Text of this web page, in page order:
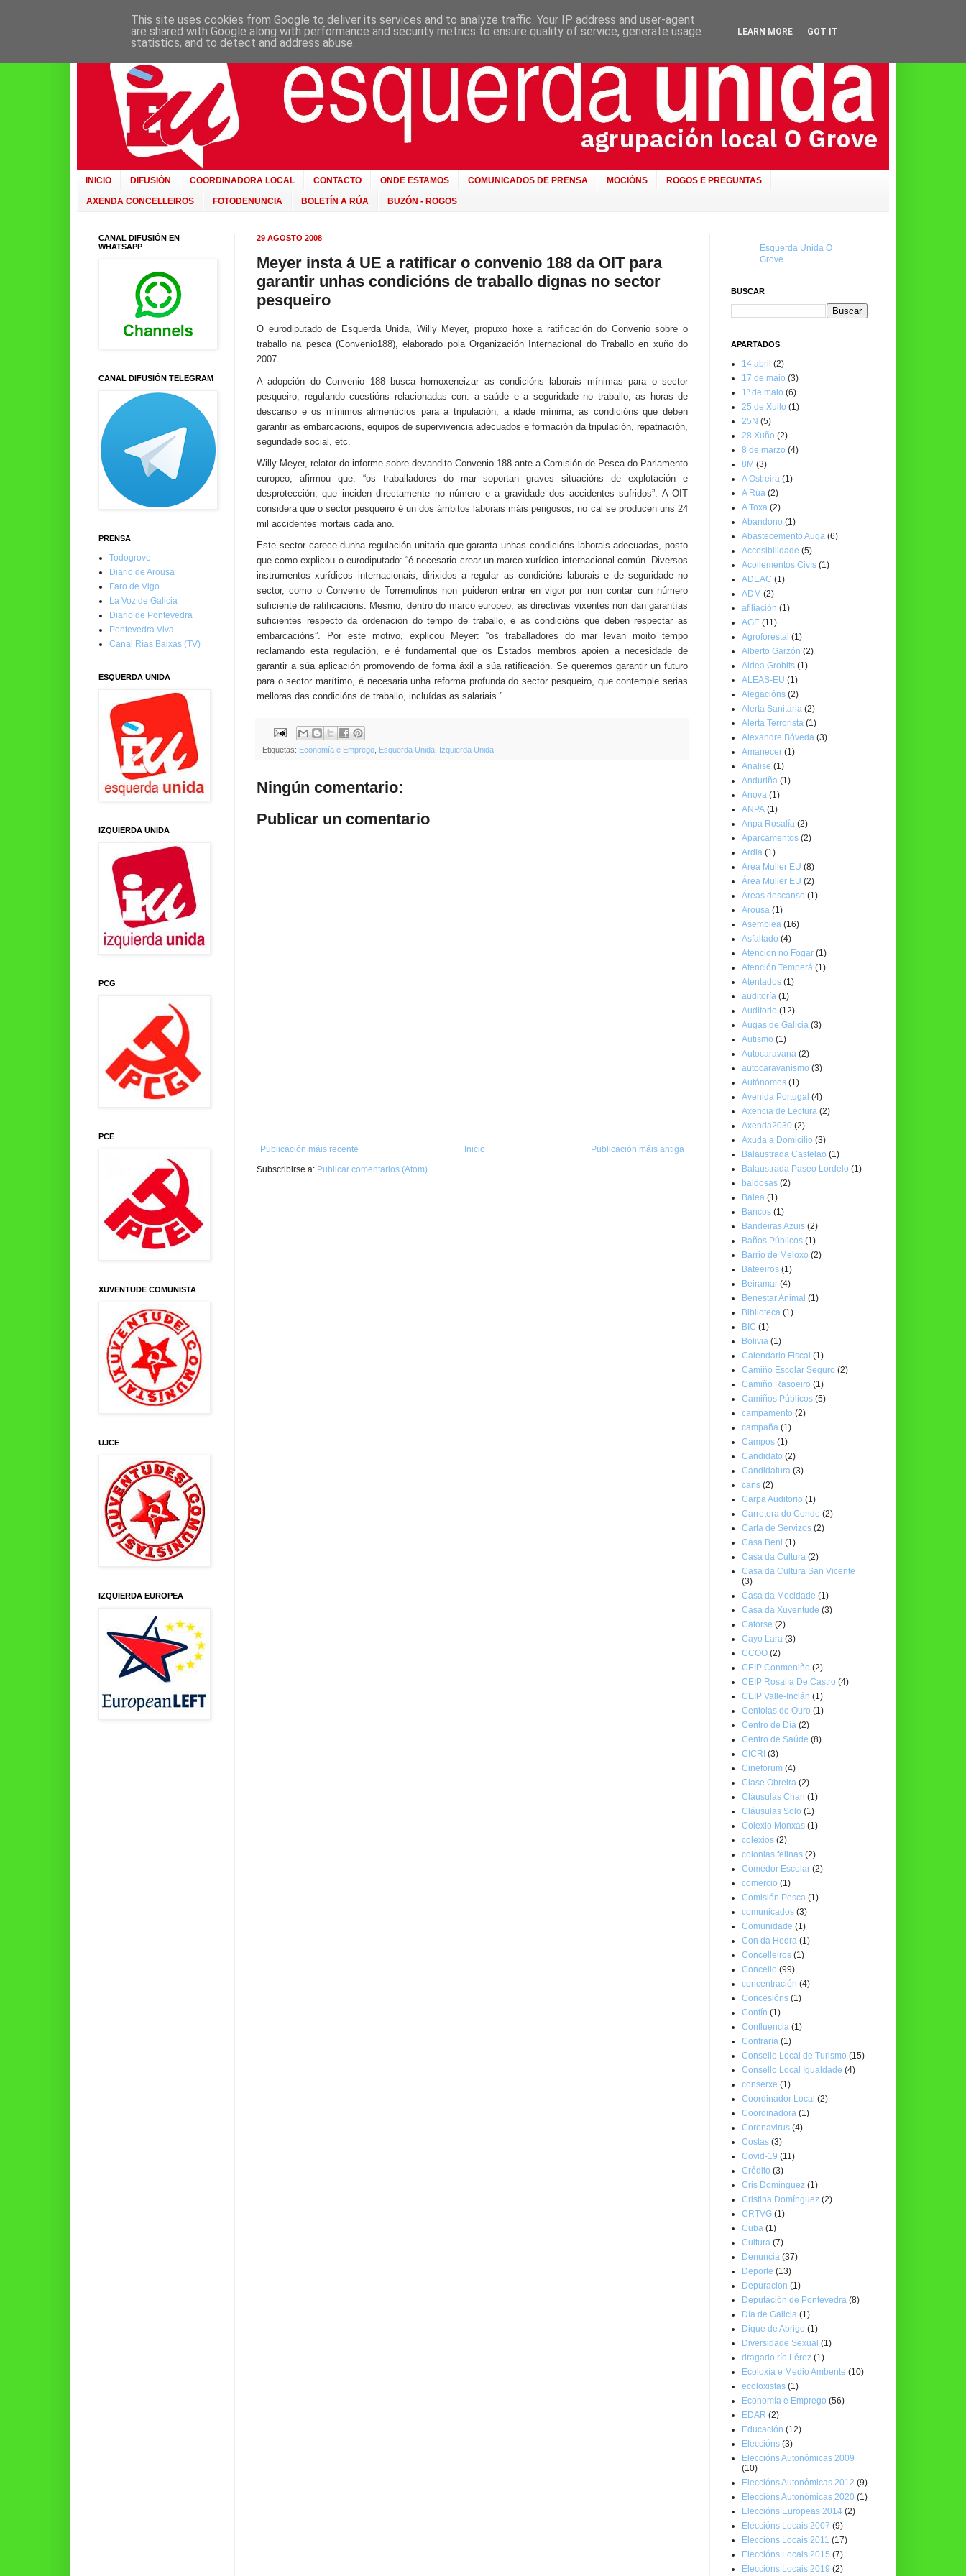
INICIO DIFUSIÓN COORDINADORA LOCAL CONTACTO ONDE ESTAMOS COMUNICADOS DE PRENSA MOCIÓNS ROGOS E PREGUNTAS
AXENDA CONCELLEIROS FOTODENUNCIA BOLETÍN A RÚA BUZÓN - ROGOS
29 AGOSTO 2008
Meyer insta á UE a ratificar o convenio 188 da OIT para
garantir unhas condicións de traballo dignas no sector
pesqueiro
O eurodiputado de Esquerda Unida, Willy Meyer, propuxo hoxe a ratificación do Convenio sobre o
traballo na pesca (Convenio188), elaborado pola Organización Internacional do Traballo en xuño do
2007.
A adopción do Convenio 188 busca homoxeneizar as condicións laborais mínimas para o sector
pesqueiro, regulando cuestións relacionadas con: a saúde e a seguridade no traballo, as horas de
descanso e os mínimos alimenticios para a tripulación, a idade mínima, as condicións que deben
garantir as embarcacións, equipos de supervivencia adecuados e formación da tripulación, repatriación,
seguridade social, etc.
Willy Meyer, relator do informe sobre devandito Convenio 188 ante a Comisión de Pesca do Parlamento
europeo, afirmou que: “os traballadores do mar soportan graves situacións de explotación e
desprotección, que inciden directamente no número e a gravidade dos accidentes sufridos”. A OIT
considera que o sector pesqueiro é un dos ámbitos laborais máis perigosos, no cal se producen uns 24
mil accidentes mortais cada ano.
Este sector carece dunha regulación unitaria que garanta unhas condicións laborais adecuadas, posto
que como explicou o eurodiputado: “é necesario crear un marco xurídico internacional común. Diversos
instrumentos xurídicos internacionais, dirixidos a regular as condicións laborais e de seguridade no
sector, como o Convenio de Torremolinos non puideron entrar en vigor por non contar cun número
suficiente de ratificacións. Mesmo, dentro do marco europeo, as directivas vixentes non dan garantías
suficientes respecto da ordenación do tempo de traballo, e as condicións que deben respectar as
embarcacións”. Por este motivo, explicou Meyer: “os traballadores do mar levan moito tempo
reclamando esta regulación, e é fundamental que os Estados membros apoien a necesidade de
garantir a súa aplicación promovendo de forma áxil a súa ratificación. Se queremos garantir un futuro
para o sector marítimo, é necesaria unha reforma profunda do sector pesqueiro, que contemple serias
melloras das condicións de traballo, incluídas as salariais.”
Etiquetas: Economía e Emprego Esquerda Unida Izquierda Unida
Ningún comentario:
Publicar un comentario
Publicación máis recente Publicación máis antiga
Inicio
Subscribirse a: Publicar comentarios (Atom)
CANAL DIFUSIÓN EN
WHATSAPP
CANAL DIFUSIÓN TELEGRAM
PRENSA
Todogrove
Diario de Arousa
Faro de Vigo
La Voz de Galicia
Diario de Pontevedra
Pontevedra Viva
Canal Rías Baixas (TV)
ESQUERDA UNIDA
IZQUIERDA UNIDA
PCG
PCE
XUVENTUDE COMUNISTA
UJCE
IZQUIERDA EUROPEA
Esquerda Unida O
Grove
BUSCAR
APARTADOS
14 abril (2)
17 de maio (3)
1º de maio (6)
25 de Xullo (1)
25N (5)
28 Xuño (2)
8 de marzo (4)
8M (3)
A Ostreira (1)
A Rúa (2)
A Toxa (2)
Abandono (1)
Abastecemento Auga (6)
Accesibilidade (5)
Acollementos Civís (1)
ADEAC (1)
ADM (2)
afiliación (1)
AGE (11)
Agroforestal (1)
Alberto Garzón (2)
Aldea Grobits (1)
ALEAS-EU (1)
Alegacións (2)
Alerta Sanitaria (2)
Alerta Terrorista (1)
Alexandre Bóveda (3)
Amanecer (1)
Analise (1)
Anduriña (1)
Anova (1)
ANPA (1)
Anpa Rosalía (2)
Aparcamentos (2)
Ardia (1)
Area Muller EU (8)
Área Muller EU (2)
Áreas descanso (1)
Arousa (1)
Asemblea (16)
Asfaltado (4)
Atencion no Fogar (1)
Atención Temperá (1)
Atentados (1)
auditoría (1)
Auditorio (12)
Augas de Galicia (3)
Autismo (1)
Autocaravana (2)
autocaravanismo (3)
Autónomos (1)
Avenida Portugal (4)
Axencia de Lectura (2)
Axenda2030 (2)
Axuda a Domicilio (3)
Balaustrada Castelao (1)
Balaustrada Paseo Lordelo (1)
baldosas (2)
Balea (1)
Bancos (1)
Bandeiras Azuis (2)
Baños Públicos (1)
Barrio de Meloxo (2)
Bateeiros (1)
Beiramar (4)
Benestar Animal (1)
Biblioteca (1)
BIC (1)
Bolivia (1)
Calendario Fiscal (1)
Camiño Escolar Seguro (2)
Camiño Rasoeiro (1)
Camiños Públicos (5)
campamento (2)
campaña (1)
Campos (1)
Candidato (2)
Candidatura (3)
cans (2)
Carpa Auditorio (1)
Carretera do Conde (2)
Carta de Servizos (2)
Casa Beni (1)
Casa da Cultura (2)
Casa da Cultura San Vicente
(3)
Casa da Mocidade (1)
Casa da Xuventude (3)
Catorse (2)
Cayo Lara (3)
CCOO (2)
CEIP Conmeniño (2)
CEIP Rosalía De Castro (4)
CEIP Valle-Inclán (1)
Centolas de Ouro (1)
Centro de Día (2)
Centro de Saúde (8)
CICRI (3)
Cineforum (4)
Clase Obreira (2)
Cláusulas Chan (1)
Cláusulas Solo (1)
Colexio Monxas (1)
colexios (2)
colonias felinas (2)
Comedor Escolar (2)
comercio (1)
Comisión Pesca (1)
comunicados (3)
Comunidade (1)
Con da Hedra (1)
Concelleiros (1)
Concello (99)
concentración (4)
Concesións (1)
Confín (1)
Confluencia (1)
Confraría (1)
Consello Local de Turismo (15)
Consello Local Igualdade (4)
conserxe (1)
Coordinador Local (2)
Coordinadora (1)
Coronavirus (4)
Costas (3)
Covid-19 (11)
Crédito (3)
Cris Dominguez (1)
Cristina Domínguez (2)
CRTVG (1)
Cuba (1)
Cultura (7)
Denuncia (37)
Deporte (13)
Depuracion (1)
Deputación de Pontevedra (8)
Día de Galicia (1)
Dique de Abrigo (1)
Diversidade Sexual (1)
dragado río Lérez (1)
Ecoloxía e Medio Ambente (10)
ecoloxistas (1)
Economía e Emprego (56)
EDAR (2)
Educación (12)
Eleccións (3)
Eleccións Autonómicas 2009
(10)
Eleccións Autonómicas 2012 (9)
Eleccións Autonómicas 2020 (1)
Eleccións Europeas 2014 (2)
Eleccións Locais 2007 (9)
Eleccións Locais 2011 (17)
Eleccións Locais 2015 (7)
Eleccións Locais 2019 (2)
This site uses cookies from Google to deliver its services and to analyze traffic. Your IP address and user-agent
are shared with Google along with performance and security metrics to ensure quality of service, generate usage
statistics, and to detect and address abuse.
LEARN MORE GOT IT